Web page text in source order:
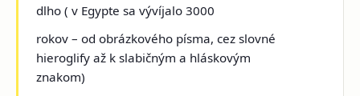
dlho ( v Egypte sa vývíjalo 3000
rokov – od obrázkového písma, cez slovné
hieroglify až k slabičným a hláskovým
znakom)